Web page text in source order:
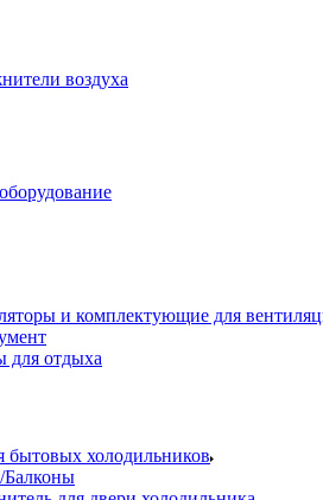
воздуха
и комплектующие для
для отдыха
бытовых холодильников